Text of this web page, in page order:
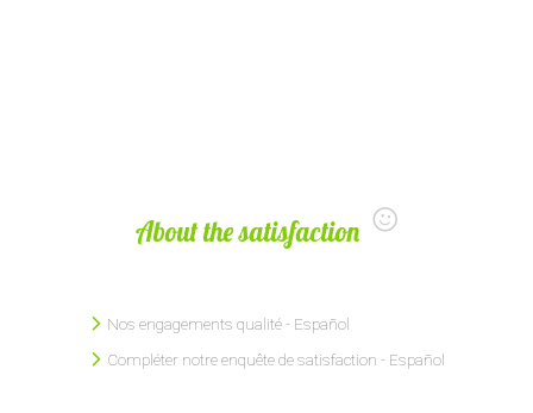
About the satisfaction
Nos engagements qualité - Español
Compléter notre enquête de satisfaction - Español